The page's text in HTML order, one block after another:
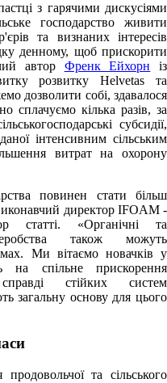
з гарячими дискусіями
господарство живити
та визнаних інтересів
денному, щоб прискорити
автор Френк Ейхорн із
розвитку Helvetas та
дозволити собі, здавалося
кілька разів, за
субсидії,
інтенсивним сільським
витрат на охорону
повинен стати більш
директор IFOAM -
статті. «Органічні та
також можуть
Ми вітаємо новачків у
на спільне прискорення
стійких систем
загальну основу для цього
та сільського